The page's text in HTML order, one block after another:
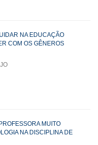
NA EDUCAÇÃO
COM OS GÊNEROS
MUITO
NA DISCIPLINA DE